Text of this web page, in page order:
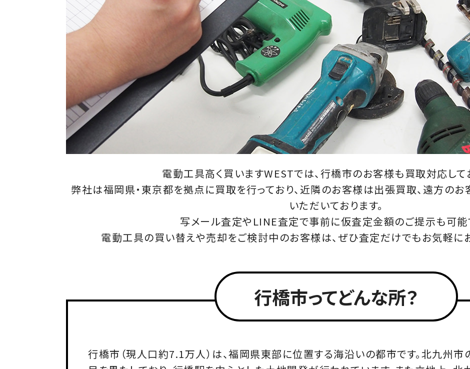
電動工具高く買いますWESTでは、行橋市のお客様も買取対応して
弊社は福岡県・東京都を拠点に買取を行っており、近隣のお客様は出張買取、遠方の
いただいております。
写メール査定やLINE査定で事前に仮査定金額のご提示も可能
電動工具の買い替えや売却をご検討中のお客様は、ぜひ査定だけでもお気軽に
行橋市ってどんな所？
行橋市（現人口約7.1万人）は、福岡県東部に位置する海沿いの都市です。北九州市